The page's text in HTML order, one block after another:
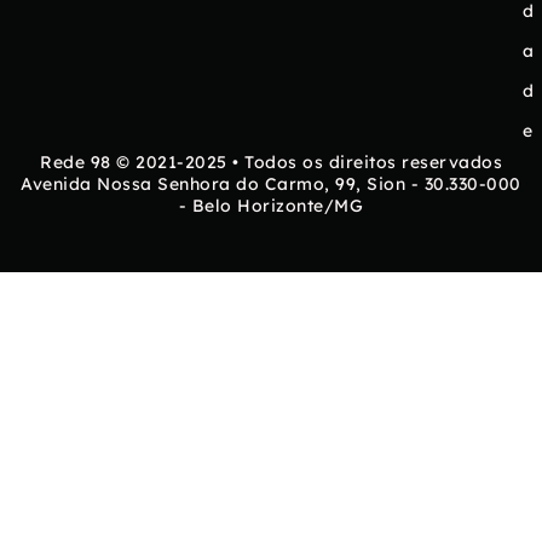
d
a
d
e
Rede 98 © 2021-2025 • Todos os direitos reservados
Avenida Nossa Senhora do Carmo, 99, Sion - 30.330-000
- Belo Horizonte/MG